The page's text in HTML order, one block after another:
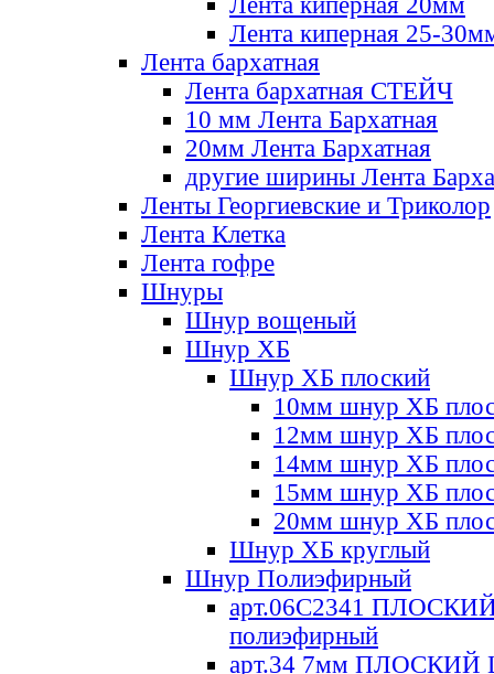
Лента киперная 25-
Лента бархатная
Лента бархатная СТЕЙЧ
10 мм Лента Бархатная
20мм Лента Бархатная
другие ширины Лента
Ленты Георгиевские и Триколор
Лента Клетка
Лента гофре
Шнуры
Шнур вощеный
Шнур ХБ
Шнур ХБ плоский
10мм шнур ХБ
12мм шнур ХБ
14мм шнур ХБ
15мм шнур ХБ
20мм шнур ХБ
Шнур ХБ круглый
Шнур Полиэфирный
арт.06С2341
полиэфирный
арт.34 7мм ПЛОСКИЙ